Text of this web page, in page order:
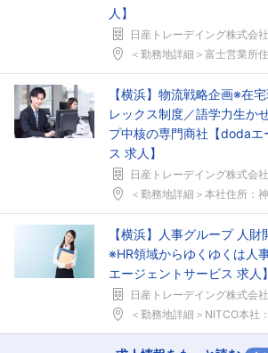
人】
日産トレーデイング株式会社
＜勤務地詳細＞富士営業所住所：
【横浜】物流戦略企画※在
レックス制度／語学力生か
プ中核の専門商社【dodaエ
ス 求人】
日産トレーデイング株式会社
＜勤務地詳細＞本社住所：神奈川
【横浜】人事グループ 人
※HR領域からゆくゆくは人
エージェントサービス 求人】
日産トレーデイング株式会社
＜勤務地詳細＞NITCO本社：東